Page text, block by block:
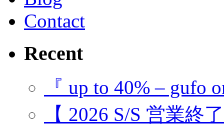
Contact
Recent
『 up to 40% – gufo
【 2026 S/S 営業終